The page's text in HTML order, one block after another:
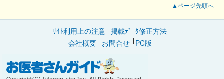
▲ページ先頭へ
ｻｲﾄ利用上の注意 掲載ﾃﾞｰﾀ修正方法
会社概要
お問合せ PC版